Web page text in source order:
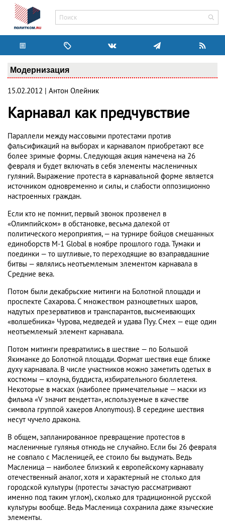
Модернизация
15.02.2012 | Антон Олейник
Карнавал как предчувствие
Параллели между массовыми протестами против
фальсификаций на выборах и карнавалом приобретают все
более зримые формы. Следующая акция намечена на 26
февраля и будет включать в себя элементы масленичных
гуляний. Выражение протеста в карнавальной форме является
источником одновременно и силы, и слабости оппозиционно
настроенных граждан.
Если кто не помнит, первый звонок прозвенел в
«Олимпийском» в обстановке, весьма далекой от
политического мероприятия, — на турнире бойцов смешанных
единоборств M-1 Global в ноябре прошлого года. Тумаки и
поединки — то шутливые, то переходящие во взаправдашние
битвы — являлись неотъемлемым элементом карнавала в
Средние века.
Потом были декабрьские митинги на Болотной площади и
проспекте Сахарова. С множеством разноцветных шаров,
надутых презервативов и транспарантов, высмеивающих
«волшебника» Чурова, медведей и удава Пуу. Смех — еще один
неотъемлемый элемент карнавала.
Потом митинги превратились в шествие — по Большой
Якиманке до Болотной площади. Формат шествия еще ближе
духу карнавала. В числе участников можно заметить одетых в
костюмы — клоуна, буддиста, избирательного бюллетеня.
Некоторые в масках (наиболее примечательные — маски из
фильма «V значит вендетта», используемые в качестве
символа группой хакеров Anonymous). В середине шествия
несут чучело дракона.
В общем, запланированное превращение протестов в
масленичные гулянья отнюдь не случайно. Если бы 26 февраля
не совпало с Масленицей, ее стоило бы выдумать. Ведь
Масленица — наиболее близкий к европейскому карнавалу
отечественный аналог, хотя и характерный не столько для
городской культуры (протесты зачастую рассматривают
именно под таким углом), сколько для традиционной русской
культуры вообще. Ведь Масленица сохранила даже языческие
элементы.